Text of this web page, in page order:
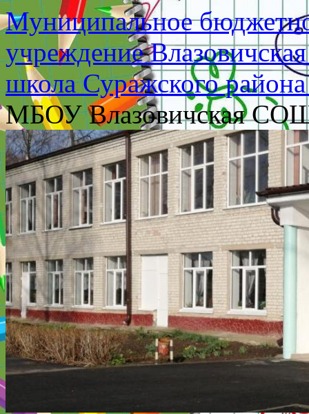
Муниципальное
учреждение
школа Суражского
МБОУ Влазовичская